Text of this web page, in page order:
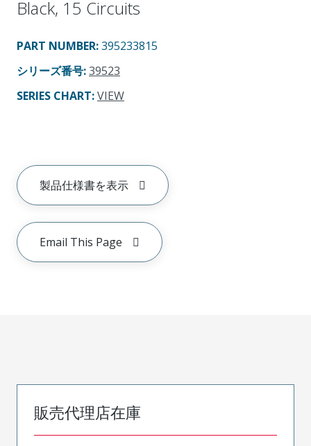
Black, 15 Circuits
PART NUMBER:395233815
シリーズ番号:39523
SERIES CHART:VIEW
製品仕様書を表示
Email This Page
販売代理店在庫